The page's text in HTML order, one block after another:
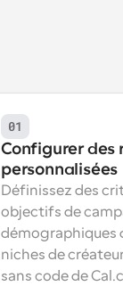
01
Configurer des
personnalisées
Définissez des
objectifs de
démographiques
niches de
sans code de